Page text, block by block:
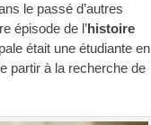
le passé d’autres
épisode de l’histoire
était une étudiante en
partir à la recherche de